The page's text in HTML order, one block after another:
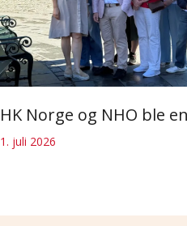
HK Norge og NHO ble
1. juli 2026